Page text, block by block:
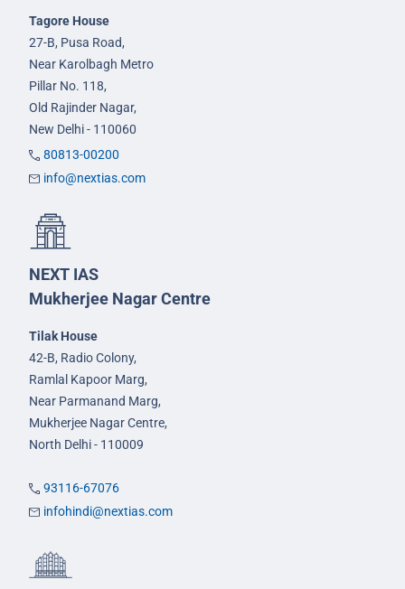
Tagore House
27-B, Pusa Road,
Near Karolbagh Metro
Pillar No. 118,
Old Rajinder Nagar,
New Delhi - 110060
80813-00200
info@nextias.com
NEXT IAS
Mukherjee Nagar Centre
Tilak House
42-B, Radio Colony,
Ramlal Kapoor Marg,
Near Parmanand Marg,
Mukherjee Nagar Centre,
North Delhi - 110009
93116-67076
infohindi@nextias.com